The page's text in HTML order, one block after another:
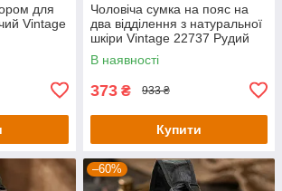
для
Vintage
Чоловіча сумка на пояс на
два відділення з натуральної
шкіри Vintage 22737 Рудий
В наявності
373 ₴ 933 ₴
Купити
–60%